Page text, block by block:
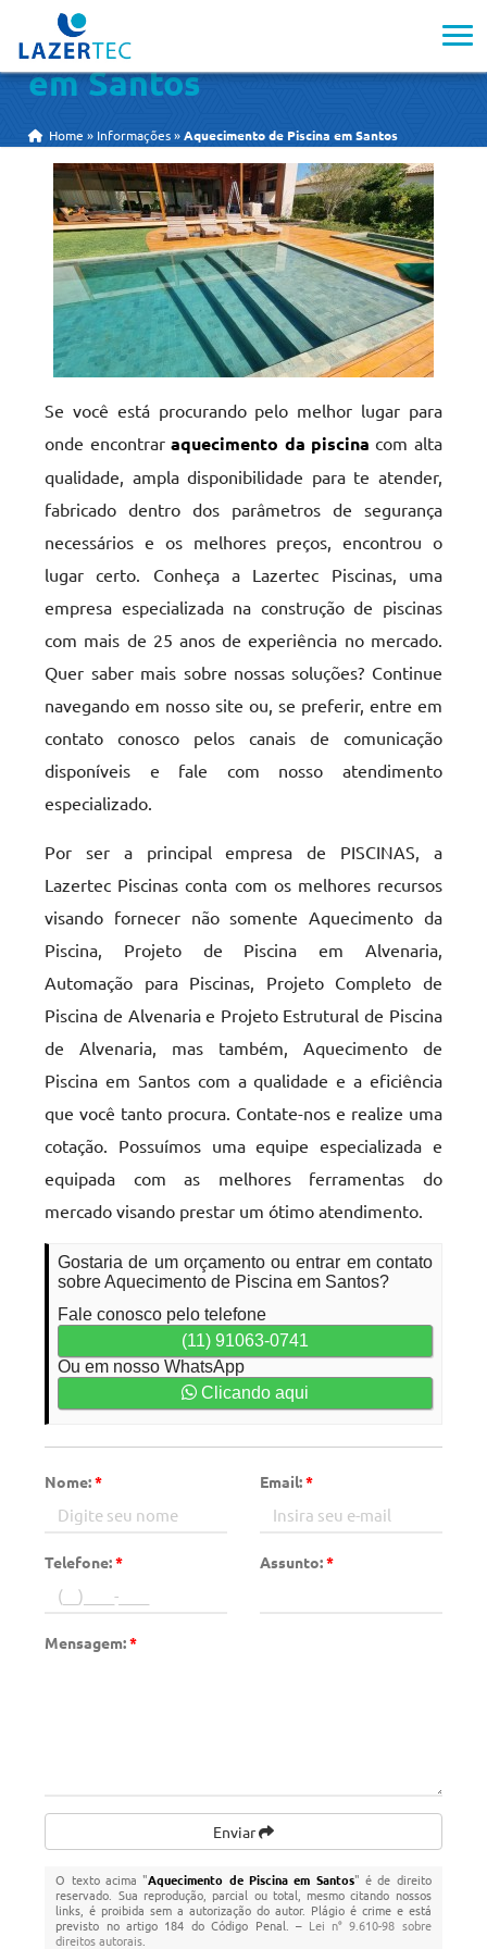
Aquecimento de Piscina
em Santos
Home » Informações »Aquecimento de Piscina em Santos
Se você está procurando pelo melhor lugar para
onde encontraraquecimento da piscina com alta
qualidade, ampla disponibilidade para te atender,
fabricado dentro dos parâmetros de segurança
necessários e os melhores preços, encontrou o
lugar certo. Conheça a Lazertec Piscinas, uma
empresa especializada na construção de piscinas
com mais de 25 anos de experiência no mercado.
Quer saber mais sobre nossas soluções? Continue
navegando em nosso site ou, se preferir, entre em
contato conosco pelos canais de comunicação
disponíveis e fale com nosso atendimento
especializado.
Por ser a principal empresa de PISCINAS, a
Lazertec Piscinas conta com os melhores recursos
visando fornecer não somente Aquecimento da
Piscina, Projeto de Piscina em Alvenaria,
Automação para Piscinas, Projeto Completo de
Piscina de Alvenaria e Projeto Estrutural de Piscina
de Alvenaria, mas também, Aquecimento de
Piscina em Santos com a qualidade e a eficiência
que você tanto procura. Contate-nos e realize uma
cotação. Possuímos uma equipe especializada e
equipada com as melhores ferramentas do
mercado visando prestar um ótimo atendimento.
Gostaria de um orçamento ou entrar em contato
sobre Aquecimento de Piscina em Santos?
Fale conosco pelo telefone
(11) 91063-0741
Ou em nosso WhatsApp
Clicando aqui
Nome:* Email:*
Telefone:* Assunto:*
Mensagem:*
Enviar
O texto acima "Aquecimento de Piscina em Santos" é de direito
reservado. Sua reprodução, parcial ou total, mesmo citando nossos
links, é proibida sem a autorização do autor. Plágio é crime e está
previsto no artigo 184 do Código Penal. – Lei n° 9.610-98 sobre
direitos autorais